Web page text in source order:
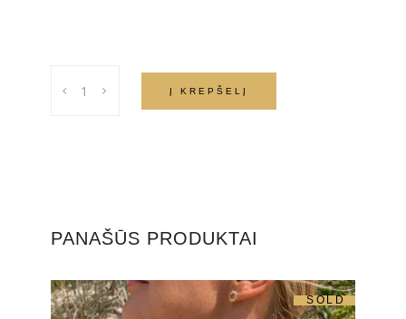
vėrinys
Į KREPŠELĮ
PANAŠŪS PRODUKTAI
SOLD